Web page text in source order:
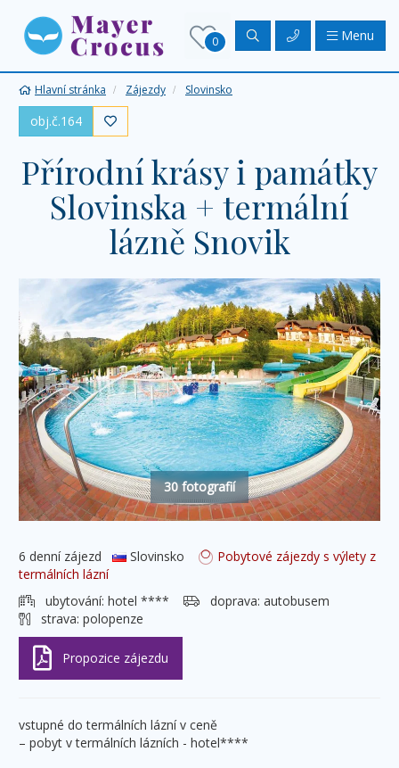
0 Menu
Hlavní stránka Zájezdy Slovinsko
obj.č.164 
Přírodní krásy i památky
Slovinska + termální
lázně Snovik
30 fotografií
6 denní zájezd Slovinsko
Pobytové zájezdy s výlety z
termálních lázní
ubytování: hotel **** doprava: autobusem
strava: polopenze
vstupné do termálních lázní v ceně
– pobyt v termálních lázních - hotel****